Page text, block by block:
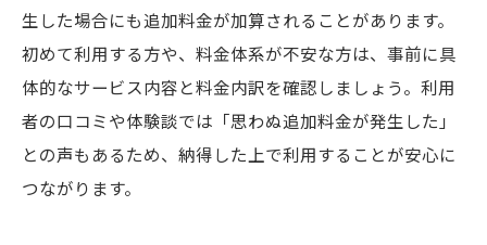
生した場合にも追加料金が加算されることがあります。
初めて利用する方や、料金体系が不安な方は、事前に具
体的なサービス内容と料金内訳を確認しましょう。利用
者の口コミや体験談では「思わぬ追加料金が発生した」
との声もあるため、納得した上で利用することが安心に
つながります。